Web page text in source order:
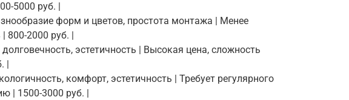
5000 руб. |
форм и цветов, простота монтажа | Менее
2000 руб. |
долговечность, эстетичность | Высокая цена, сложность
комфорт, эстетичность | Требует регулярного
| 1500-3000 руб. |